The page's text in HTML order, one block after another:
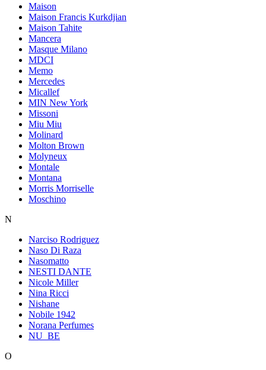
Maison
Maison Francis Kurkdjian
Maison Tahite
Mancera
Masque Milano
MDCI
Memo
Mercedes
Micallef
MIN New York
Missoni
Miu Miu
Molinard
Molton Brown
Molyneux
Montale
Montana
Morris Morriselle
Moschino
N
Narciso Rodriguez
Naso Di Raza
Nasomatto
NESTI DANTE
Nicole Miller
Nina Ricci
Nishane
Nobile 1942
Norana Perfumes
NU_BE
O